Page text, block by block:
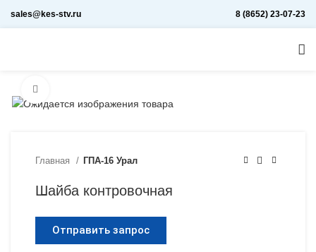
sales@kes-stv.ru 8 (8652) 23-07-23
Главная ГПА-16 Урал
Шайба контровочная
Отправить запрос